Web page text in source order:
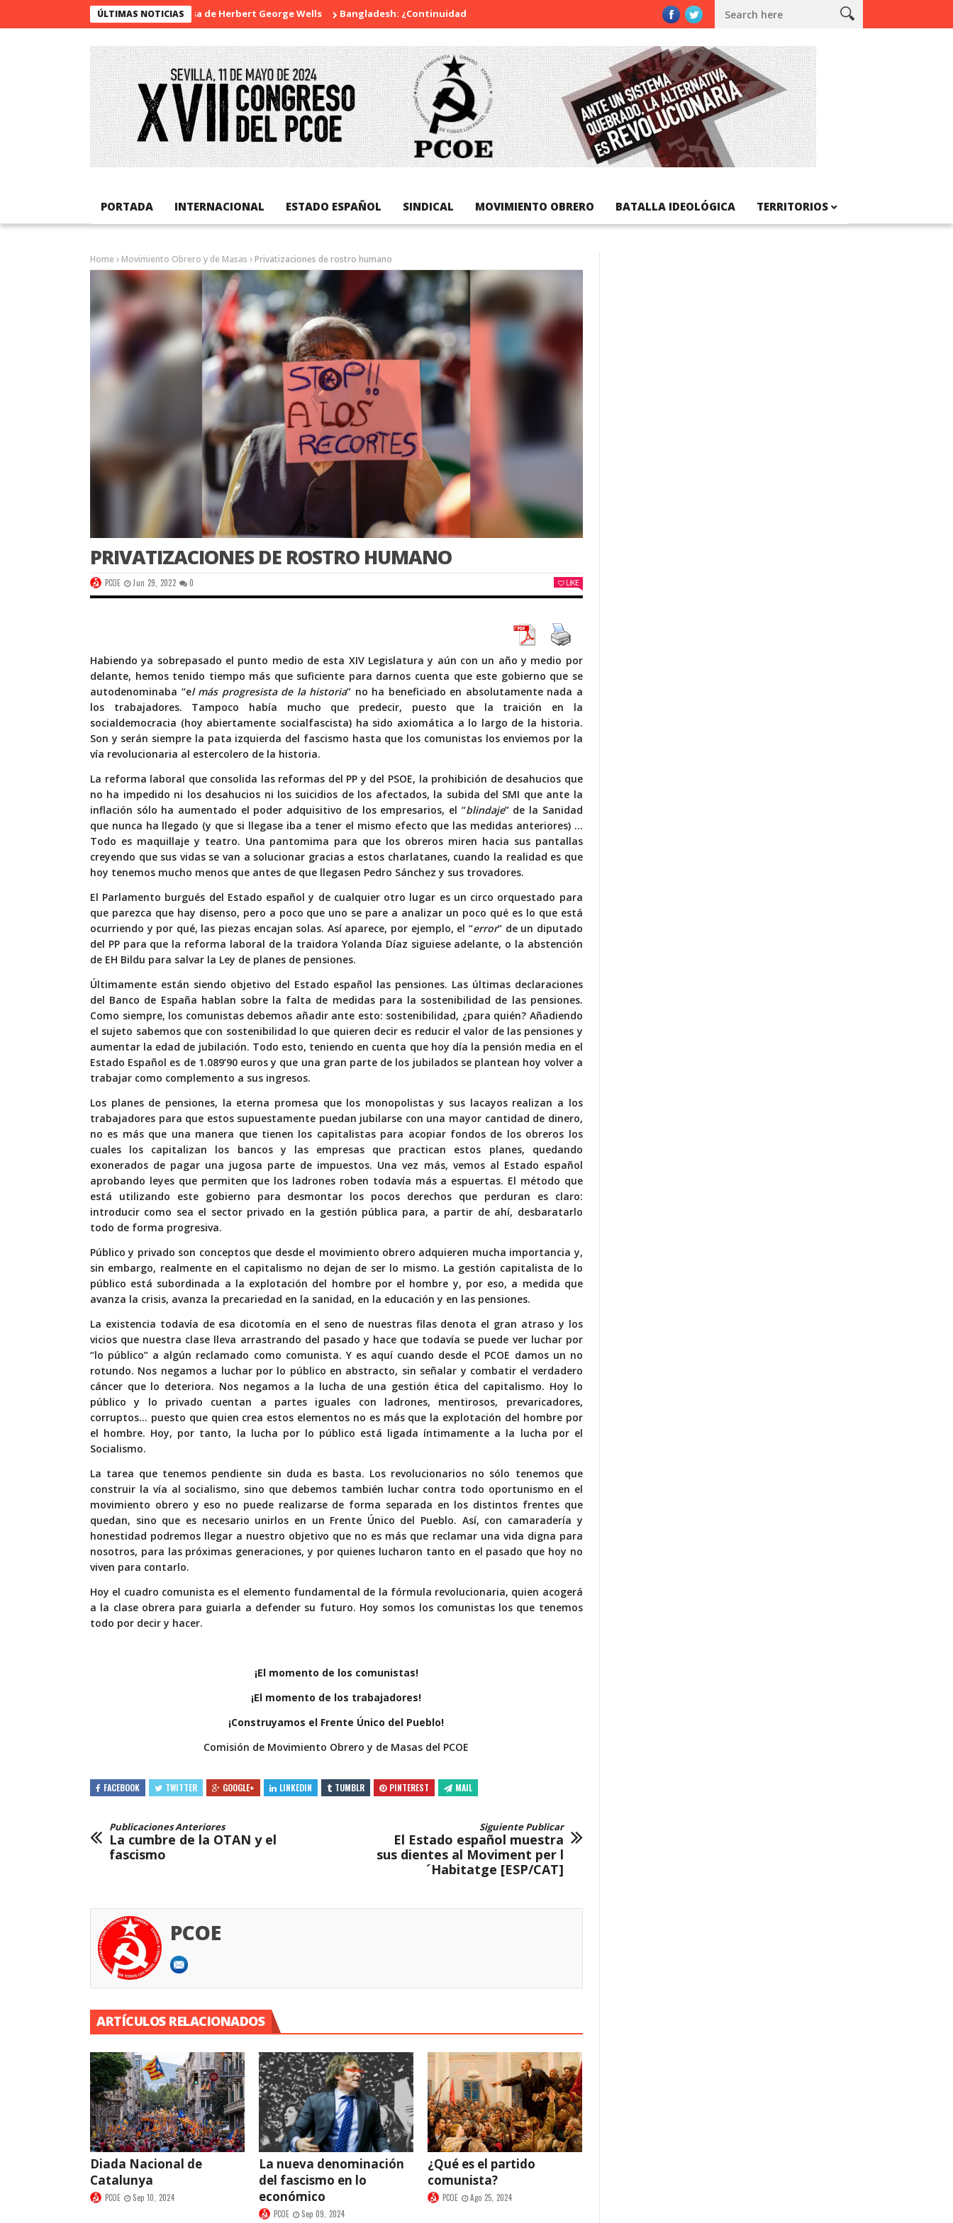
ÚLTIMAS NOTICIAS
La sorpresa de Herbert George Wells Bangladesh: ¿Continuidad o revolución?
PORTADA INTERNACIONAL ESTADO ESPAÑOL SINDICAL MOVIMIENTO OBRERO BATALLA IDEOLÓGICA TERRITORIOS
Home Movimiento Obrero y de Masas Privatizaciones de rostro humano
PRIVATIZACIONES DE ROSTRO HUMANO
PCOE Jun 29, 2022 0 LIKE
Habiendo ya sobrepasado el punto medio de esta XIV Legislatura y aún con un año y medio por
delante, hemos tenido tiempo más que suficiente para darnos cuenta que este gobierno que se
autodenominaba “el más progresista de la historia” no ha beneficiado en absolutamente nada a
los trabajadores. Tampoco había mucho que predecir, puesto que la traición en la
socialdemocracia (hoy abiertamente socialfascista) ha sido axiomática a lo largo de la historia.
Son y serán siempre la pata izquierda del fascismo hasta que los comunistas los enviemos por la
vía revolucionaria al estercolero de la historia.
La reforma laboral que consolida las reformas del PP y del PSOE, la prohibición de desahucios que
no ha impedido ni los desahucios ni los suicidios de los afectados, la subida del SMI que ante la
inflación sólo ha aumentado el poder adquisitivo de los empresarios, el “blindaje” de la Sanidad
que nunca ha llegado (y que si llegase iba a tener el mismo efecto que las medidas anteriores) …
Todo es maquillaje y teatro. Una pantomima para que los obreros miren hacia sus pantallas
creyendo que sus vidas se van a solucionar gracias a estos charlatanes, cuando la realidad es que
hoy tenemos mucho menos que antes de que llegasen Pedro Sánchez y sus trovadores.
El Parlamento burgués del Estado español y de cualquier otro lugar es un circo orquestado para
que parezca que hay disenso, pero a poco que uno se pare a analizar un poco qué es lo que está
ocurriendo y por qué, las piezas encajan solas. Así aparece, por ejemplo, el “error” de un diputado
del PP para que la reforma laboral de la traidora Yolanda Díaz siguiese adelante, o la abstención
de EH Bildu para salvar la Ley de planes de pensiones.
Últimamente están siendo objetivo del Estado español las pensiones. Las últimas declaraciones
del Banco de España hablan sobre la falta de medidas para la sostenibilidad de las pensiones.
Como siempre, los comunistas debemos añadir ante esto: sostenibilidad, ¿para quién? Añadiendo
el sujeto sabemos que con sostenibilidad lo que quieren decir es reducir el valor de las pensiones y
aumentar la edad de jubilación. Todo esto, teniendo en cuenta que hoy día la pensión media en el
Estado Español es de 1.089’90 euros y que una gran parte de los jubilados se plantean hoy volver a
trabajar como complemento a sus ingresos.
Los planes de pensiones, la eterna promesa que los monopolistas y sus lacayos realizan a los
trabajadores para que estos supuestamente puedan jubilarse con una mayor cantidad de dinero,
no es más que una manera que tienen los capitalistas para acopiar fondos de los obreros los
cuales los capitalizan los bancos y las empresas que practican estos planes, quedando
exonerados de pagar una jugosa parte de impuestos. Una vez más, vemos al Estado español
aprobando leyes que permiten que los ladrones roben todavía más a espuertas. El método que
está utilizando este gobierno para desmontar los pocos derechos que perduran es claro:
introducir como sea el sector privado en la gestión pública para, a partir de ahí, desbaratarlo
todo de forma progresiva.
Público y privado son conceptos que desde el movimiento obrero adquieren mucha importancia y,
sin embargo, realmente en el capitalismo no dejan de ser lo mismo. La gestión capitalista de lo
público está subordinada a la explotación del hombre por el hombre y, por eso, a medida que
avanza la crisis, avanza la precariedad en la sanidad, en la educación y en las pensiones.
La existencia todavía de esa dicotomía en el seno de nuestras filas denota el gran atraso y los
vicios que nuestra clase lleva arrastrando del pasado y hace que todavía se puede ver luchar por
“lo público” a algún reclamado como comunista. Y es aquí cuando desde el PCOE damos un no
rotundo. Nos negamos a luchar por lo público en abstracto, sin señalar y combatir el verdadero
cáncer que lo deteriora. Nos negamos a la lucha de una gestión ética del capitalismo. Hoy lo
público y lo privado cuentan a partes iguales con ladrones, mentirosos, prevaricadores,
corruptos… puesto que quien crea estos elementos no es más que la explotación del hombre por
el hombre. Hoy, por tanto, la lucha por lo público está ligada íntimamente a la lucha por el
Socialismo.
La tarea que tenemos pendiente sin duda es basta. Los revolucionarios no sólo tenemos que
construir la vía al socialismo, sino que debemos también luchar contra todo oportunismo en el
movimiento obrero y eso no puede realizarse de forma separada en los distintos frentes que
quedan, sino que es necesario unirlos en un Frente Único del Pueblo. Así, con camaradería y
honestidad podremos llegar a nuestro objetivo que no es más que reclamar una vida digna para
nosotros, para las próximas generaciones, y por quienes lucharon tanto en el pasado que hoy no
viven para contarlo.
Hoy el cuadro comunista es el elemento fundamental de la fórmula revolucionaria, quien acogerá
a la clase obrera para guiarla a defender su futuro. Hoy somos los comunistas los que tenemos
todo por decir y hacer.
¡El momento de los comunistas!
¡El momento de los trabajadores!
¡Construyamos el Frente Único del Pueblo!
Comisión de Movimiento Obrero y de Masas del PCOE
FACEBOOK TWITTER GOOGLE+ LINKEDIN TUMBLR PINTEREST MAIL
Publicaciones Anteriores
La cumbre de la OTAN y el
fascismo
Siguiente Publicar
El Estado español muestra
sus dientes al Moviment per l
´Habitatge [ESP/CAT]
PCOE
ARTÍCULOS RELACIONADOS
Diada Nacional de
Catalunya
PCOE Sep 10, 2024
La nueva denominación
del fascismo en lo
económico
PCOE Sep 09, 2024
¿Qué es el partido
comunista?
PCOE Ago 25, 2024